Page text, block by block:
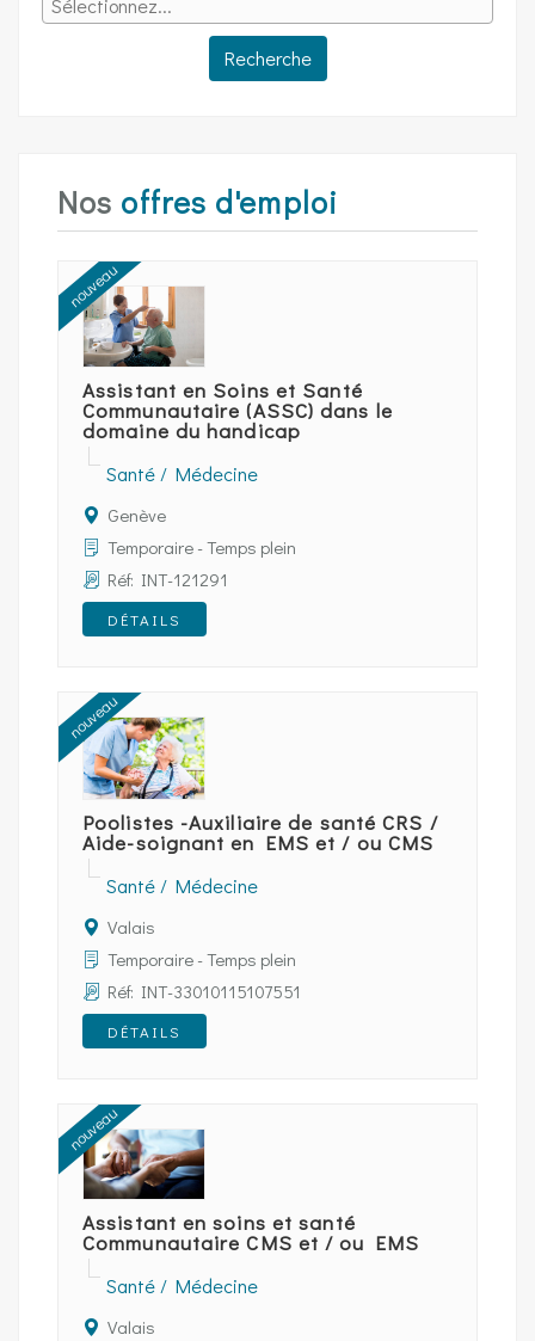
Nos offres d'emploi
nouveau
Assistant en Soins et Santé
Communautaire (ASSC) dans le
domaine du handicap
Santé / Médecine
Genève
Temporaire - Temps plein
Réf: INT-121291
DÉTAILS
nouveau
Poolistes -Auxiliaire de santé CRS /
Aide-soignant en EMS et / ou CMS
Santé / Médecine
Valais
Temporaire - Temps plein
Réf: INT-33010115107551
DÉTAILS
nouveau
Assistant en soins et santé
Communautaire CMS et / ou EMS
Santé / Médecine
Valais